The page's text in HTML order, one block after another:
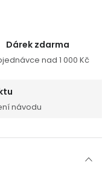
Dárek zdarma
nad 1 000 Kč
návodu